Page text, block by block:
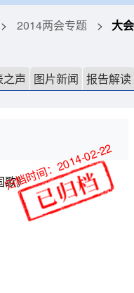
> 2014两会专题 >
大会
之声 图片新闻 报告解读
歌》
归档时间：2014-02-22